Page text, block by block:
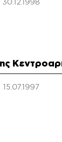
30.12.1998
15.07.1997